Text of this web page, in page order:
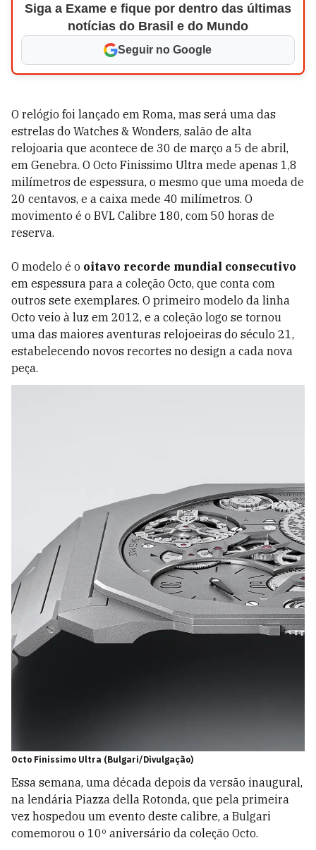
Siga a Exame e fique por dentro das últimas
notícias do Brasil e do Mundo
Seguir no Google
O relógio foi lançado em Roma, mas será uma das
estrelas do Watches & Wonders, salão de alta
relojoaria que acontece de 30 de março a 5 de abril,
em Genebra. O Octo Finissimo Ultra mede apenas 1,8
milímetros de espessura, o mesmo que uma moeda de
20 centavos, e a caixa mede 40 milímetros. O
movimento é o BVL Calibre 180, com 50 horas de
reserva.
O modelo é o oitavo recorde mundial consecutivo
em espessura para a coleção Octo, que conta com
outros sete exemplares. O primeiro modelo da linha
Octo veio à luz em 2012, e a coleção logo se tornou
uma das maiores aventuras relojoeiras do século 21,
estabelecendo novos recortes no design a cada nova
peça.
Octo Finissimo Ultra (Bulgari/Divulgação)
Essa semana, uma década depois da versão inaugural,
na lendária Piazza della Rotonda, que pela primeira
vez hospedou um evento deste calibre, a Bulgari
comemorou o 10º aniversário da coleção Octo.